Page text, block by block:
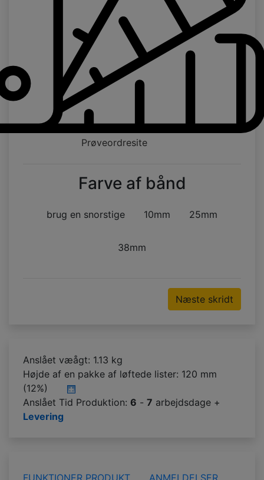
Prøveordresite
Farve af bånd
brug en snorstige 25mm
10mm
38mm
Næste skridt
Anslået væågt: 1.13 kg
Højde af en pakke af løftede lister: 120 mm
(12%)
Anslået Tid Produktion: 6 - 7 arbejdsdage +
Levering